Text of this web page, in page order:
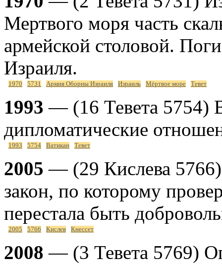
Мертвого моря часть
армейской столовой.
Израиля.
1970 5731 Армия Оборны Израиля Израиль Мёртвое море Тевет
1993 — (16 Тевета 5754)
дипломатические
1993 5754 Ватикан Тевет
2005 — (29 Кислева
закон, по которому
перестала быть
2005 5766 Кислев Кнессет
2008 — (3 Тевета 5769)